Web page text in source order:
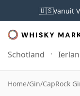
🇺🇸Vanuit
Schotland
Home/Gin/CapRock